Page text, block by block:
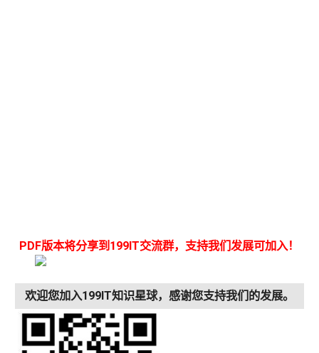
PDF版本将分享到199IT交流群，支持我们发展可加入！
欢迎您加入199IT知识星球，感谢您支持我们的发展。